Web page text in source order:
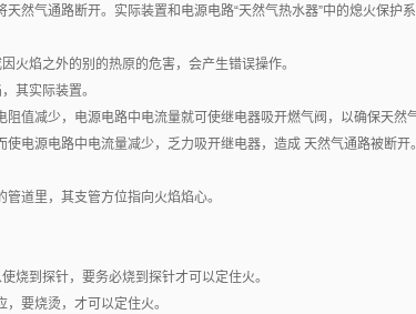
然气通路断开。实际装置和电源电路“天然气热水器”中的熄火保护
火焰之外的别的热原的危害，会产生错误操作。
其实际装置。
值减少，电源电路中电流量就可使继电器吸开燃气阀，以确保天然
电源电路中电流量减少，乏力吸开继电器，造成 天然气通路被断开。
道里，其支管方位指向火焰焰心。
烧到探针，要务必烧到探针才可以定住火。
要烧烫，才可以定住火。